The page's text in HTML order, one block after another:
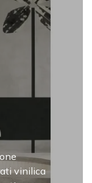
vinilica